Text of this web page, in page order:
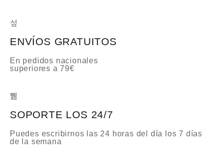
ENVÍOS GRATUITOS
En pedidos nacionales
superiores a 79€
SOPORTE LOS 24/7
Puedes escribirnos las 24 horas del día los 7 días
de la semana